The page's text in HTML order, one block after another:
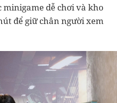
minigame dễ chơi và kho
để giữ chân người xem